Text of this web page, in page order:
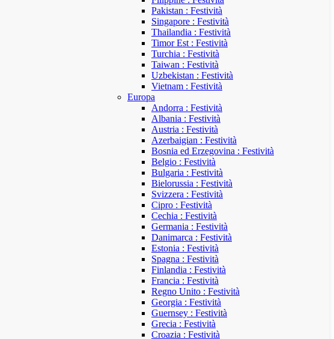
Pakistan : Festività
Singapore : Festività
Thailandia : Festività
Timor Est : Festività
Turchia : Festività
Taiwan : Festività
Uzbekistan : Festività
Vietnam : Festività
Europa
Andorra : Festività
Albania : Festività
Austria : Festività
Azerbaigian : Festività
Bosnia ed Erzegovina : Festività
Belgio : Festività
Bulgaria : Festività
Bielorussia : Festività
Svizzera : Festività
Cipro : Festività
Cechia : Festività
Germania : Festività
Danimarca : Festività
Estonia : Festività
Spagna : Festività
Finlandia : Festività
Francia : Festività
Regno Unito : Festività
Georgia : Festività
Guernsey : Festività
Grecia : Festività
Croazia : Festività